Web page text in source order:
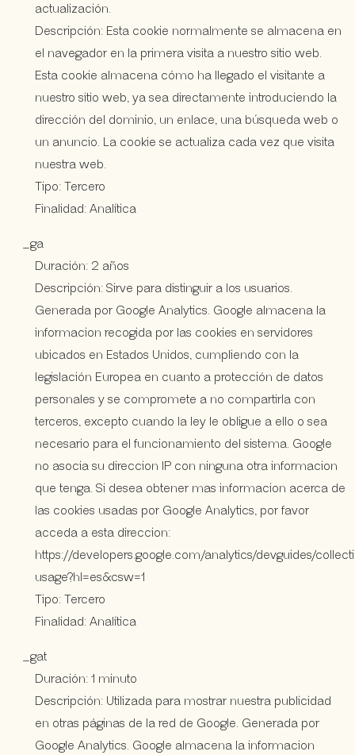
actualización.
Descripción: Esta cookie normalmente se almacena en
el navegador en la primera visita a nuestro sitio web.
Esta cookie almacena cómo ha llegado el visitante a
nuestro sitio web, ya sea directamente introduciendo la
dirección del dominio, un enlace, una búsqueda web o
un anuncio. La cookie se actualiza cada vez que visita
nuestra web.
Tipo: Tercero
Finalidad: Analítica
_ga
Duración: 2 años
Descripción: Sirve para distinguir a los usuarios.
Generada por Google Analytics. Google almacena la
informacion recogida por las cookies en servidores
ubicados en Estados Unidos, cumpliendo con la
legislación Europea en cuanto a protección de datos
personales y se compromete a no compartirla con
terceros, excepto cuando la ley le obligue a ello o sea
necesario para el funcionamiento del sistema. Google
no asocia su direccion IP con ninguna otra informacion
que tenga. Si desea obtener mas informacion acerca de
las cookies usadas por Google Analytics, por favor
acceda a esta direccion:
https://developers.google.com/analytics/devguides/
usage?hl=es&csw=1
Tipo: Tercero
Finalidad: Analítica
_gat
Duración: 1 minuto
Descripción: Utilizada para mostrar nuestra publicidad
en otras páginas de la red de Google. Generada por
Google Analytics. Google almacena la informacion